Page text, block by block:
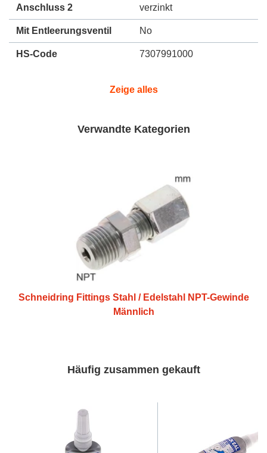
Anschluss 2
verzinkt
Mit Entleerungsventil No
HS-Code 7307991000
Zeige alles
Verwandte Kategorien
Schneidring Fittings Stahl / Edelstahl NPT-Gewinde
Männlich
Häufig zusammen gekauft